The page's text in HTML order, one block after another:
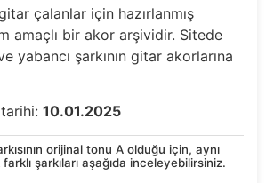
çalanlar için hazırlanmış
amaçlı bir akor arşividir. Sitede
yabancı şarkının gitar akorlarına
10.01.2025
orijinal tonu A olduğu için, aynı
şarkıları aşağıda inceleyebilirsiniz.